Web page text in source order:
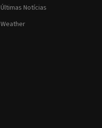
Últimas Notícias
Weather